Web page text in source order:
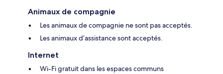
Animaux de compagnie
Les animaux de compagnie ne sont pas acceptés.
Les animaux d’assistance sont acceptés.
Internet
Wi-Fi gratuit dans les espaces communs